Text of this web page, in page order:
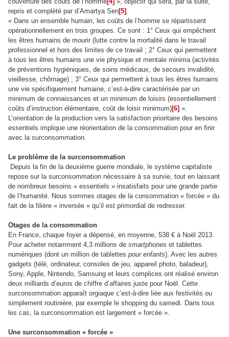
repris et complété par d’Amartya Sen[5]
« Dans un ensemble humain, les coûts de l’homme se répartissent
opérationnellement en trois groupes. Ce sont : 1° Ceux qui empêchent
les êtres humains de mourir (lutte contre la mortalité dans le travail
professionnel et hors des limites de ce travail ; 2° Ceux qui permettent
à tous les êtres humains une vie physique et mentale minima (activités
de préventions hygiéniques, de soins médicaux, de secours invalidité,
vieillesse, chômage) ; 3° Ceux qui permettent à tous les êtres humains
une vie spécifiquement humaine, c’est-à-dire caractérisée par un
minimum de connaissances et un minimum de loisirs (essentiellement :
coûts d’instruction élémentaire, coût de loisir minimum)[6] ».
L’orientation de la production vers la satisfaction prioritaire des besoins
essentiels implique une réorientation de la consommation pour en finir
avec la surconsommation.
Le problème de la surconsommation
Depuis la fin de la deuxième guerre mondiale, le système capitaliste
repose sur la surconsommation nécessaire à sa survie, tout en laissant
de nombreux besoins « essentiels » insatisfaits pour une grande partie
de l’humanité. Nous sommes otages de la consommation « forcée » du
fait de la filière « inversée » qu’il est primordial de redresser.
Otages de la consommation
En France, chaque foyer a dépensé, en moyenne, 538 € à Noël 2013.
Pour acheter notamment 4,3 millions de smartphones et tablettes
numériques (dont un million de tablettes pour enfants). Avec les autres
gadgets (télé, ordinateur, consoles de jeu, appareil photo, baladeur),
Sony, Apple, Nintendo, Samsung et leurs complices ont réalisé environ
deux milliards d’euros de chiffre d’affaires juste pour Noël. Cette
surconsommation apparaît orgiaque c’est-à-dire liée aux festivités ou
simplement routinière, par exemple le shopping du samedi. Dans tous
les cas, la surconsommation est largement « forcée ».
Une surconsommation « forcée »